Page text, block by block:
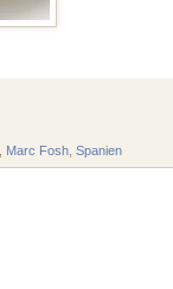
Marc Fosh ,Spanien